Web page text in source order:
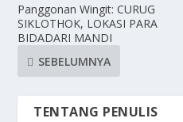
Panggonan Wingit: CURUG
SIKLOTHOK, LOKASI PARA
BIDADARI MANDI
SEBELUMNYA
TENTANG PENULIS